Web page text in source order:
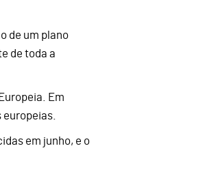
de um plano
de toda a
Em
em junho, e o